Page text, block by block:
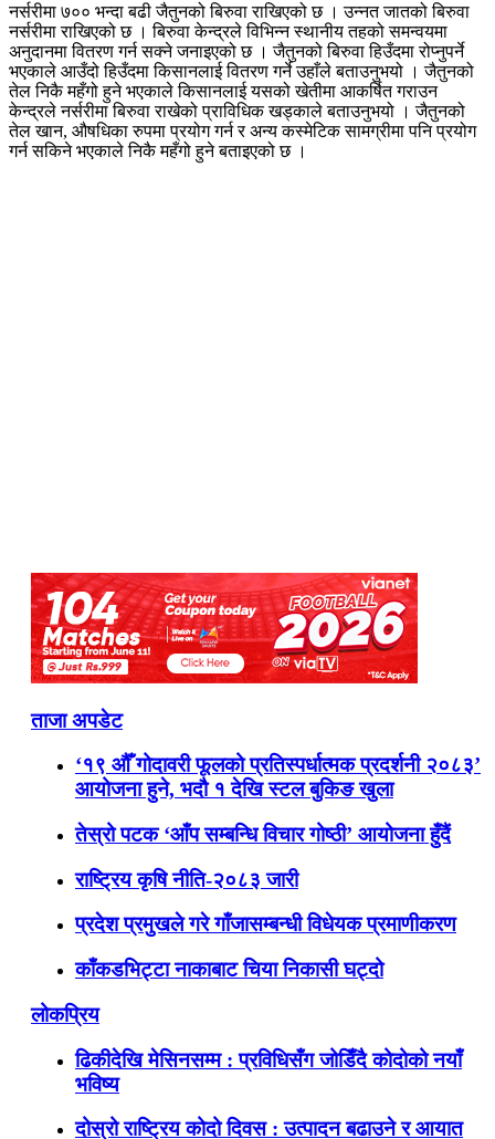
नर्सरीमा ७०० भन्दा बढी जैतुनको बिरुवा राखिएको छ । उन्नत जातको बिरुवा
नर्सरीमा राखिएको छ । बिरुवा केन्द्रले विभिन्न स्थानीय तहको समन्वयमा
अनुदानमा वितरण गर्न सक्ने जनाइएको छ । जैतुनको बिरुवा हिउँदमा रोप्नुपर्ने
भएकाले आउँदो हिउँदमा किसानलाई वितरण गर्ने उहाँले बताउनुभयो । जैतुनको
तेल निकै महँगो हुने भएकाले किसानलाई यसको खेतीमा आकर्षित गराउन
केन्द्रले नर्सरीमा बिरुवा राखेको प्राविधिक खड्काले बताउनुभयो । जैतुनको
तेल खान, औषधिका रुपमा प्रयोग गर्न र अन्य कस्मेटिक सामग्रीमा पनि प्रयोग
गर्न सकिने भएकाले निकै महँगो हुने बताइएको छ ।
ताजा अपडेट
‘१९ औँ गोदावरी फूलको प्रतिस्पर्धात्मक प्रदर्शनी २०८३’
आयोजना हुने, भदौ १ देखि स्टल बुकिङ खुला
तेस्रो पटक ‘आँप सम्बन्धि विचार गोष्ठी’ आयोजना हुँदैं
राष्ट्रिय कृषि नीति-२०८३ जारी
प्रदेश प्रमुखले गरे गाँजासम्बन्धी विधेयक प्रमाणीकरण
काँकडभिट्टा नाकाबाट चिया निकासी घट्दो
लोकप्रिय
ढिकीदेखि मेसिनसम्म : प्रविधिसँग जोडिँदै कोदोको नयाँ
भविष्य
दोस्रो राष्ट्रिय कोदो दिवस : उत्पादन बढाउने र आयात